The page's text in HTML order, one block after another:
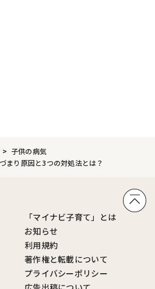
子供の病気
まり原因と3つの対処法とは？
「マイナビ子育て」とは
お知らせ
利用規約
著作権と転載について
プライバシーポリシー